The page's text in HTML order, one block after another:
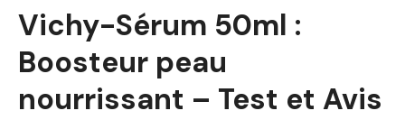
Vichy-Sérum 50ml :
Boosteur peau
nourrissant – Test et Avis